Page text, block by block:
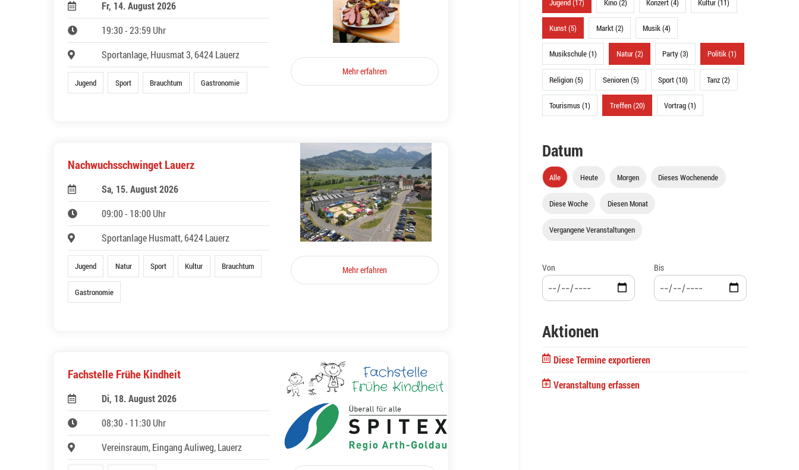
Fr, 14. August 2026
19:30 - 23:59 Uhr
Sportanlage, Huusmat 3, 6424 Lauerz
Jugend Sport Brauchtum Gastronomie
Mehr erfahren
Nachwuchsschwinget Lauerz
Sa, 15. August 2026
09:00 - 18:00 Uhr
Sportanlage Husmatt, 6424 Lauerz
Jugend Natur Sport Kultur Brauchtum
Gastronomie
Mehr erfahren
Fachstelle Frühe Kindheit
Di, 18. August 2026
08:30 - 11:30 Uhr
Vereinsraum, Eingang Auliweg, Lauerz
Jugend (17) Kino (2) Konzert (4) Kultur (11)
Kunst (5) Markt (2) Musik (4)
Musikschule (1) Natur (2) Party (3) Politik (1)
Religion (5) Senioren (5) Sport (10) Tanz (2)
Tourismus (1) Treffen (20) Vortrag (1)
Datum
Alle Heute Morgen Dieses Wochenende
Diese Woche Diesen Monat
Vergangene Veranstaltungen
Von Bis
Aktionen
Diese Termine exportieren
Veranstaltung erfassen